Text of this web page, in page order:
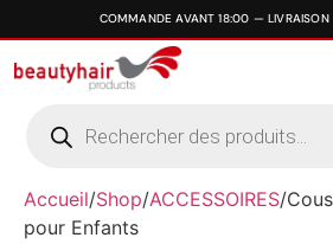
Accueil/Shop/ACCESSOIRES/
pour Enfants